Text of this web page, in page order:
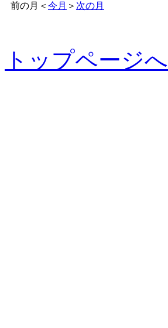
前の月 ＜ 今月 ＞ 次の月
トップページへ